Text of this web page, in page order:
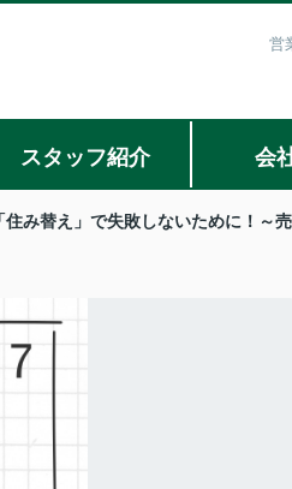
営
スタッフ紹介 会
み替え」で失敗しないために！～